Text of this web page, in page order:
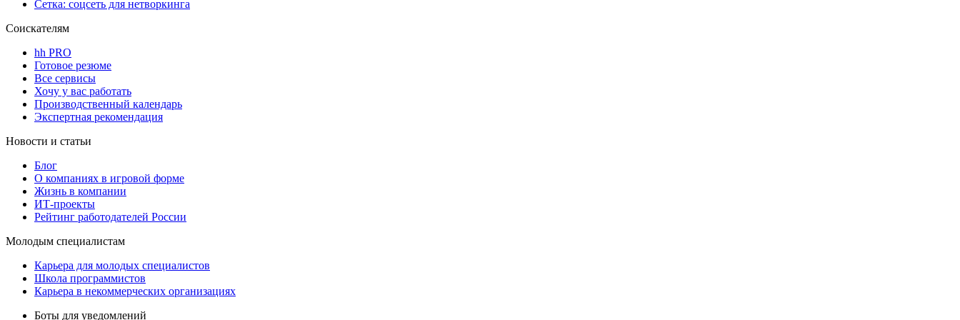
Сетка: соцсеть для нетворкинга
Соискателям
hh PRO
Готовое резюме
Все сервисы
Хочу у вас работать
Производственный календарь
Экспертная рекомендация
Новости и статьи
Блог
О компаниях в игровой форме
Жизнь в компании
ИТ-проекты
Рейтинг работодателей России
Молодым специалистам
Карьера для молодых специалистов
Школа программистов
Карьера в некоммерческих организациях
Боты для уведомлений